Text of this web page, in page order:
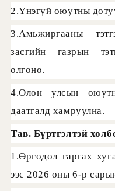
2.Үнэгүй оюутны
3.Амьжиргааны
засгийн газрын
олгоно.
4.Олон улсын
даатгалд хамруулна.
Тав. Бүртгэлтэй
1.Өргөдөл гаргах
ээс 2026 оны 6-р